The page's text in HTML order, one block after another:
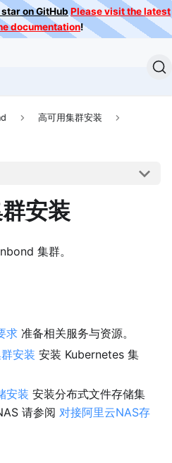
on GitHub Please visit the latest
documentation!
高可用集群安装
安装
集群。
求 准备相关服务与资源。
安装 安装 Kubernetes 集
安装 安装分布式文件存储集
请参阅 对接阿里云NAS存